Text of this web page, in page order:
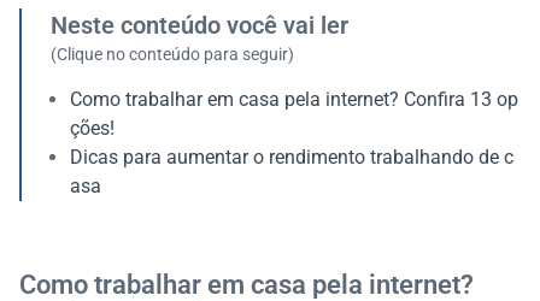
Neste conteúdo você vai ler
(Clique no conteúdo para seguir)
Como trabalhar em casa pela internet? Confira 13 op
ções!
Dicas para aumentar o rendimento trabalhando de c
asa
Como trabalhar em casa pela internet?